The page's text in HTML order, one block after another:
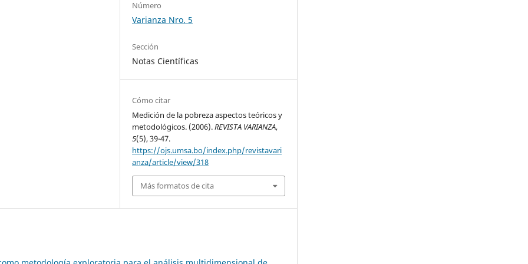
Número
Varianza Nro. 5
Sección
Notas Científicas
Cómo citar
Medición de la pobreza aspectos teóricos y
metodológicos. (2006).REVISTA VARIANZA,
5(5), 39-47.
https://ojs.umsa.bo/index.php/revistavari
anza/article/view/318
Más formatos de cita